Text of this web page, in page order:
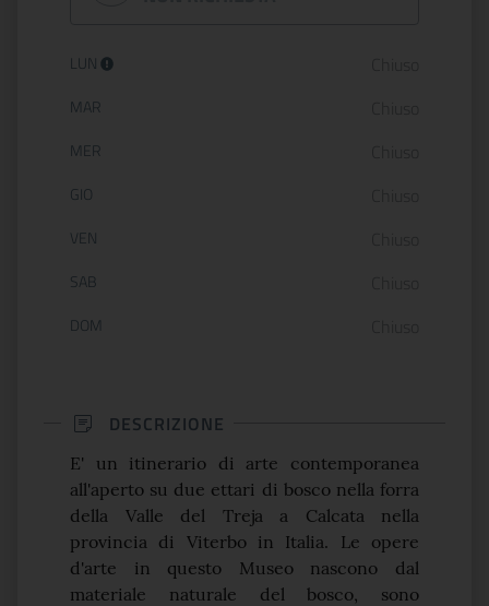
Orario di apertura:
LUN
MAR
MER
GIO
VEN
SAB
DOM
DESCRIZIONE
E' un itinerario di arte contemporanea
all'a­perto su due ettari di bosco nella forra
della Valle del Treja a Calcata nella
provincia di Viterbo in Italia. Le opere
d'arte in questo Museo nascono dal
materiale naturale del bosco, sono